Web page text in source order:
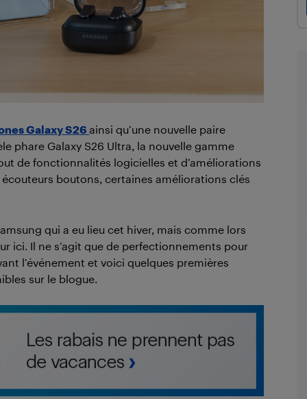
Galaxy S26 ainsi qu’une nouvelle paire
phare Galaxy S26 Ultra, la nouvelle gamme
de fonctionnalités logicielles et d’améliorations
boutons, certaines améliorations clés
qui a eu lieu cet hiver, mais comme lors
ici. Il ne s’agit que de perfectionnements pour
l’événement et voici quelques premières
sur le blogue.